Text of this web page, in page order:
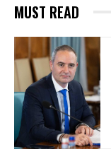
MUST READ